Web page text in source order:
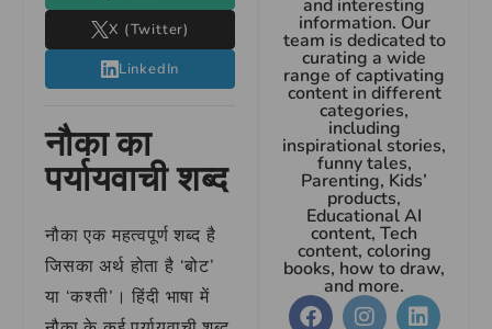
X (Twitter)
LinkedIn
नौका का
पर्यायवाची शब्द
नौका एक महत्वपूर्ण शब्द है
जिसका अर्थ होता है ‘बोट’
या ‘कश्ती’। हिंदी भाषा में
and interesting
information. Our
team is dedicated to
curating a wide
range of captivating
content in different
categories,
including
inspirational stories,
funny tales,
Parenting, Kids’
products,
Educational AI
content, Tech
content, coloring
books, how to draw,
and more.